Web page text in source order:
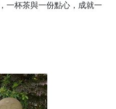
一杯茶與一份點心，成就一